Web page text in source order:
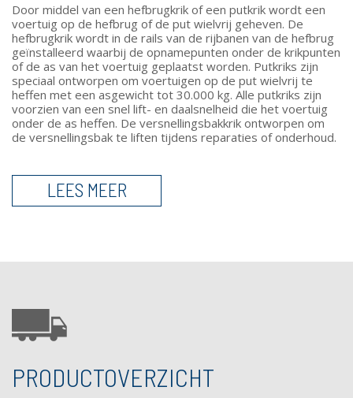
Door middel van een hefbrugkrik of een putkrik wordt een
voertuig op de hefbrug of de put wielvrij geheven. De
hefbrugkrik wordt in de rails van de rijbanen van de hefbrug
geïnstalleerd waarbij de opnamepunten onder de krikpunten
of de as van het voertuig geplaatst worden. Putkriks zijn
speciaal ontworpen om voertuigen op de put wielvrij te
heffen met een asgewicht tot 30.000 kg. Alle putkriks zijn
voorzien van een snel lift- en daalsnelheid die het voertuig
onder de as heffen. De versnellingsbakkrik ontworpen om
de versnellingsbak te liften tijdens reparaties of onderhoud.
LEES MEER
PRODUCTOVERZICHT